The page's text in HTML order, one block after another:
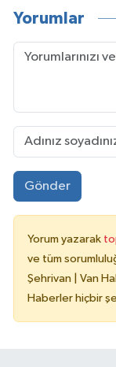
Yorumlar
Gönder
Yorum yazarak
ve tüm
Şehrivan | Van
Haberler hiçbir